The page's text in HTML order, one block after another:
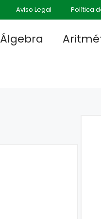
Aviso Legal Política
Álgebra